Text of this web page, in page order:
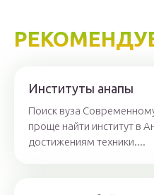
Институты анапы
Поиск вуза
проще найти институт в
достижениям техники....